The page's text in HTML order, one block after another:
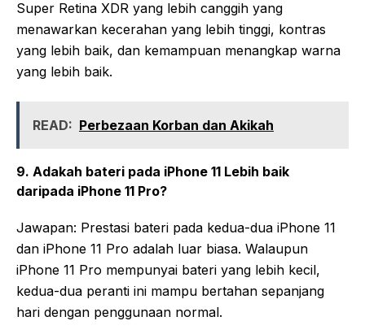
Super Retina XDR yang lebih canggih yang
menawarkan kecerahan yang lebih tinggi, kontras
yang lebih baik, dan kemampuan menangkap warna
yang lebih baik.
READ: Perbezaan Korban dan Akikah
9. Adakah bateri pada iPhone 11 Lebih baik
daripada iPhone 11 Pro?
Jawapan: Prestasi bateri pada kedua-dua iPhone 11
dan iPhone 11 Pro adalah luar biasa. Walaupun
iPhone 11 Pro mempunyai bateri yang lebih kecil,
kedua-dua peranti ini mampu bertahan sepanjang
hari dengan penggunaan normal.